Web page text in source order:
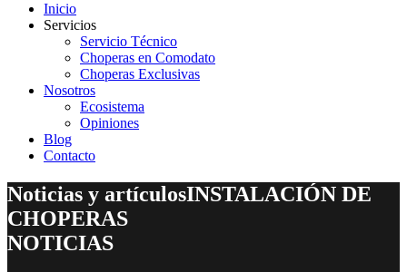
Inicio
Servicios
Servicio Técnico
Choperas en Comodato
Choperas Exclusivas
Nosotros
Ecosistema
Opiniones
Blog
Contacto
Noticias y artículosINSTALACIÓN DE
CHOPERAS
NOTICIAS